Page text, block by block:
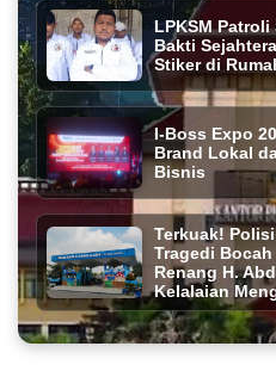
LPKSM Patroli
Bakti
Stiker di
I-Boss Expo
Brand Lokal
Bisnis
Terkuak!
Tragedi
Renang H.
Kelalaian